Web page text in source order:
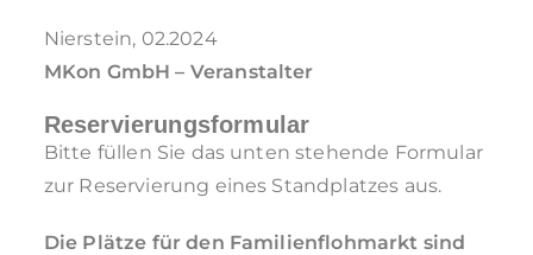
Nierstein, 02.2024
MKon GmbH – Veranstalter
Reservierungsformular
Bitte füllen Sie das unten stehende Formular
zur Reservierung eines Standplatzes aus.
Die Plätze für den Familienflohmarkt sind